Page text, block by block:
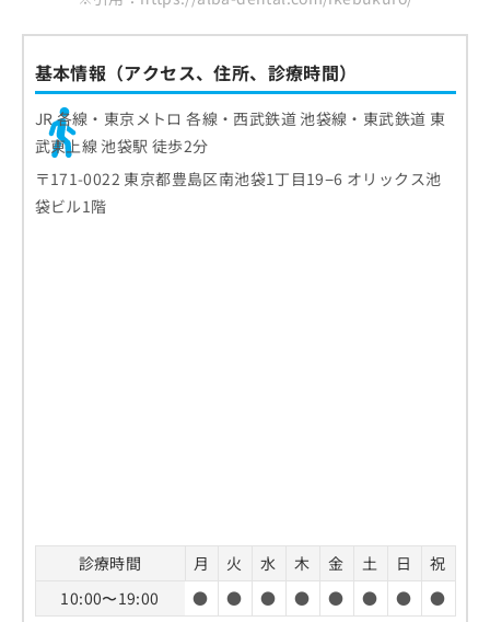
基本情報（アクセス、住所、診療時間）
JR 各線・東京メトロ 各線・西武鉄道 池袋線・東武鉄道 東
武東上線 池袋駅 徒歩2分
〒171-0022 東京都豊島区南池袋1丁目19−6 オリックス池
袋ビル1階
診療時間 月 火 水 木 金 土 日
祝
10:00〜19:00
● ● ● ● ● ● ● ●